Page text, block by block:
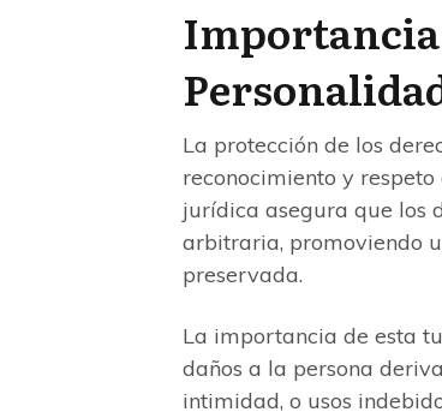
Importancia
La protección de los
reconocimiento y
jurídica asegura que los
arbitraria, promoviendo
preservada.
La importancia de esta
daños a la persona
intimidad, o usos